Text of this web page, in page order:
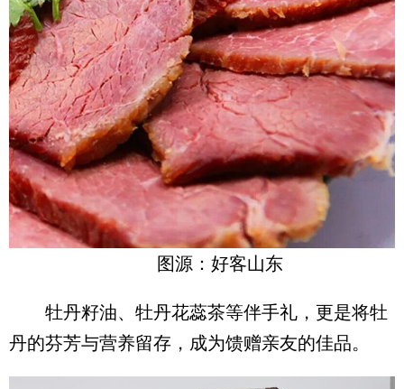
图源：好客山东
牡丹籽油、牡丹花蕊茶等伴手礼，更是将牡
丹的芬芳与营养留存，成为馈赠亲友的佳品。